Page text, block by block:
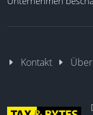
Kontakt